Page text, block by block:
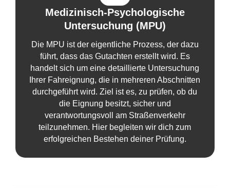
Medizinisch-Psychologische
Untersuchung (MPU)
Die MPU ist der eigentliche Prozess, der dazu
führt, dass das Gutachten erstellt wird. Es
handelt sich um eine detaillierte Untersuchung
Ihrer Fahreignung, die in mehreren Abschnitten
durchgeführt wird. Ziel ist es, zu prüfen, ob du
die Eignung besitzt, sicher und
verantwortungsvoll am Straßenverkehr
teilzunehmen. Hier begleiten wir dich zum
erfolgreichen Bestehen deiner Prüfung.